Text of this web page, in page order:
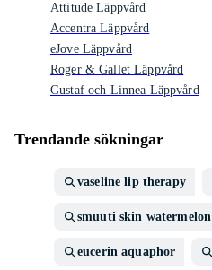
Attitude Läppvård
Accentra Läppvård
eJove Läppvård
Roger & Gallet Läppvård
Gustaf och Linnea Läppvård
Trendande sökningar
vaseline lip therapy
smuuti skin watermelon
eucerin aquaphor